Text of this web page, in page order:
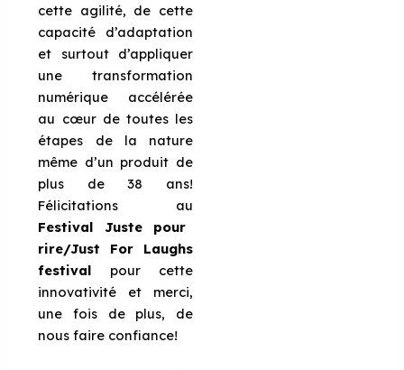
cette agilité, de cette
capacité d’adaptation
et surtout d’appliquer
une transformation
numérique accélérée
au cœur de toutes les
étapes de la nature
même d’un produit de
plus de 38 ans!
Félicitations au
Festival Juste pour
rire/Just For Laughs
festival pour cette
innovativité et merci,
une fois de plus, de
nous faire confiance!